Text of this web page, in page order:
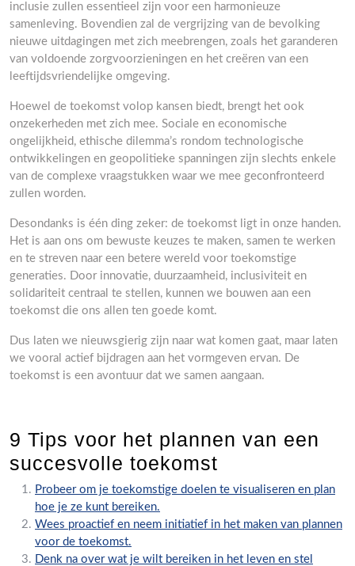
inclusie zullen essentieel zijn voor een harmonieuze
samenleving. Bovendien zal de vergrijzing van de bevolking
nieuwe uitdagingen met zich meebrengen, zoals het garanderen
van voldoende zorgvoorzieningen en het creëren van een
leeftijdsvriendelijke omgeving.
Hoewel de toekomst volop kansen biedt, brengt het ook
onzekerheden met zich mee. Sociale en economische
ongelijkheid, ethische dilemma’s rondom technologische
ontwikkelingen en geopolitieke spanningen zijn slechts enkele
van de complexe vraagstukken waar we mee geconfronteerd
zullen worden.
Desondanks is één ding zeker: de toekomst ligt in onze handen.
Het is aan ons om bewuste keuzes te maken, samen te werken
en te streven naar een betere wereld voor toekomstige
generaties. Door innovatie, duurzaamheid, inclusiviteit en
solidariteit centraal te stellen, kunnen we bouwen aan een
toekomst die ons allen ten goede komt.
Dus laten we nieuwsgierig zijn naar wat komen gaat, maar laten
we vooral actief bijdragen aan het vormgeven ervan. De
toekomst is een avontuur dat we samen aangaan.
9 Tips voor het plannen van een
succesvolle toekomst
Probeer om je toekomstige doelen te visualiseren en plan
hoe je ze kunt bereiken.
Wees proactief en neem initiatief in het maken van plannen
voor de toekomst.
Denk na over wat je wilt bereiken in het leven en stel